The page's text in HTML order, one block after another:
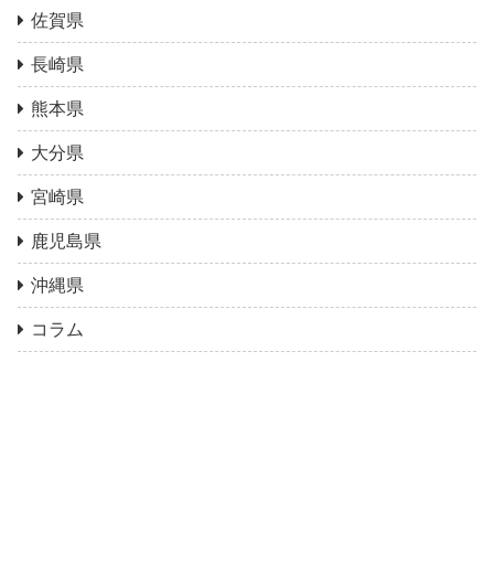
佐賀県
長崎県
熊本県
大分県
宮崎県
鹿児島県
沖縄県
コラム